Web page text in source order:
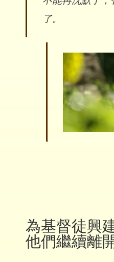
了。
為基督徒興
他們繼續離